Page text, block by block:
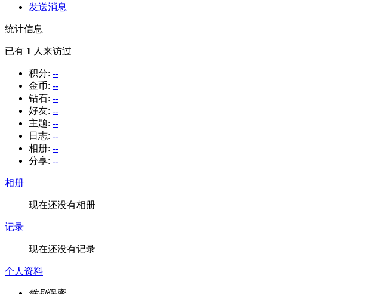
发送消息
统计信息
已有 1 人来访过
积分: --
金币: --
钻石: --
好友: --
主题: --
日志: --
相册: --
分享: --
相册
现在还没有相册
记录
现在还没有记录
个人资料